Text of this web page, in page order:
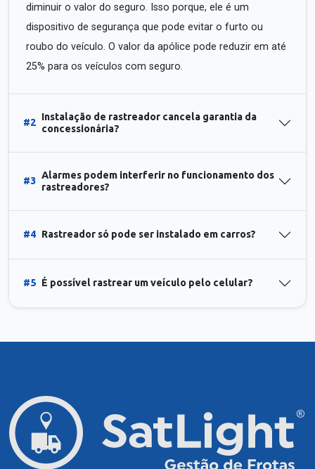
diminuir o valor do seguro. Isso porque, ele é um
dispositivo de segurança que pode evitar o furto ou
roubo do veículo. O valor da apólice pode reduzir em até
25% para os veículos com seguro.
#2
Instalação de rastreador cancela garantia da
concessionária?
#3
Alarmes podem interferir no funcionamento dos
rastreadores?
#4 Rastreador só pode ser instalado em carros?
#5 É possível rastrear um veículo pelo celular?